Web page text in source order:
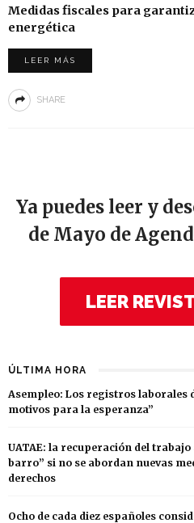
Medidas fiscales para
energética
LEER MÁS
SHARE
Ya puedes leer y
de Mayo de
LEER
ÚLTIMA HORA
Asempleo: Los registros laborales
motivos para la esperanza”
UATAE: la recuperación del
barro” si no se abordan nuevas
derechos
Ocho de cada diez españoles